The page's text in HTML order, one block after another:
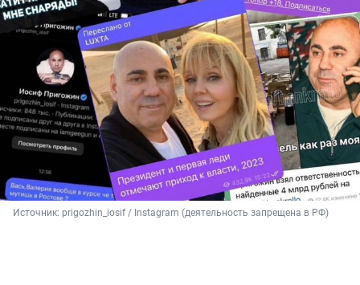
Источник: prigozhin_iosif / Instagram (деятельность запрещена в РФ)